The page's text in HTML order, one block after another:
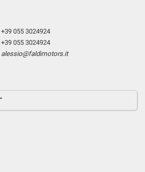
+39 055 3024924
+39 055 3024924
alessio@faldimotors.it